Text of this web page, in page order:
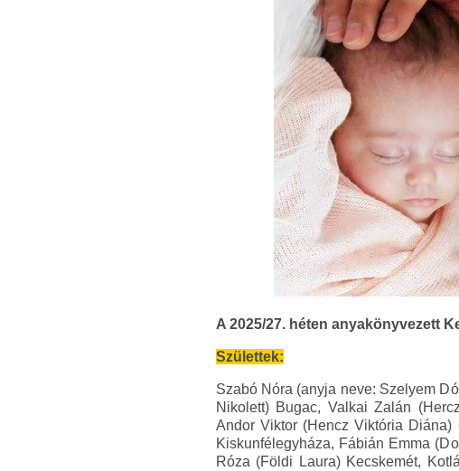
A 2025/27. héten anyakönyvezett
Születtek:
Szabó Nóra (anyja neve: Szelyem
Nikolett) Bugac, Valkai Zalán
Andor Viktor (Hencz Viktória Diána)
Kiskunfélegyháza, Fábián Emma
Róza (Földi Laura) Kecskemét,